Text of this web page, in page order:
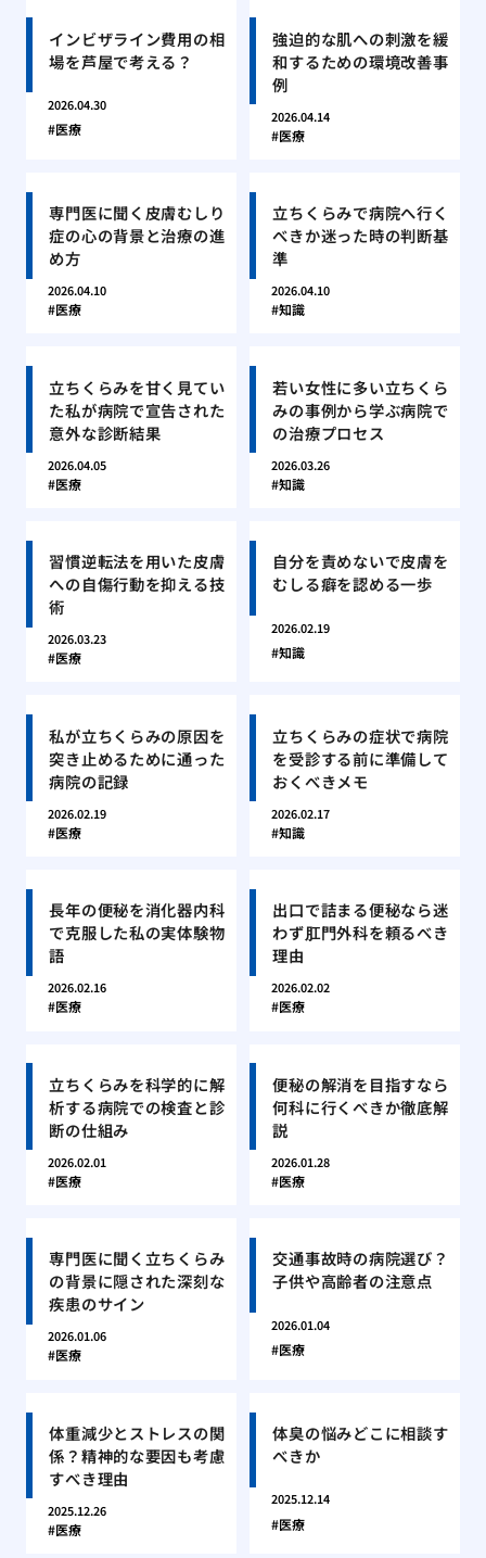
インビザライン費用の相
場を芦屋で考える？
2026.04.30
医療
強迫的な肌への刺激を緩
和するための環境改善事
例
2026.04.14
医療
専門医に聞く皮膚むしり
症の心の背景と治療の進
め方
2026.04.10
医療
立ちくらみで病院へ行く
べきか迷った時の判断基
準
2026.04.10
知識
立ちくらみを甘く見てい
た私が病院で宣告された
意外な診断結果
2026.04.05
医療
若い女性に多い立ちくら
みの事例から学ぶ病院で
の治療プロセス
2026.03.26
知識
習慣逆転法を用いた皮膚
への自傷行動を抑える技
術
2026.03.23
医療
自分を責めないで皮膚を
むしる癖を認める一歩
2026.02.19
知識
私が立ちくらみの原因を
突き止めるために通った
病院の記録
2026.02.19
医療
立ちくらみの症状で病院
を受診する前に準備して
おくべきメモ
2026.02.17
知識
長年の便秘を消化器内科
で克服した私の実体験物
語
2026.02.16
医療
出口で詰まる便秘なら迷
わず肛門外科を頼るべき
理由
2026.02.02
医療
立ちくらみを科学的に解
析する病院での検査と診
断の仕組み
2026.02.01
医療
便秘の解消を目指すなら
何科に行くべきか徹底解
説
2026.01.28
医療
専門医に聞く立ちくらみ
の背景に隠された深刻な
疾患のサイン
2026.01.06
医療
交通事故時の病院選び？
子供や高齢者の注意点
2026.01.04
医療
体重減少とストレスの関
係？精神的な要因も考慮
すべき理由
2025.12.26
医療
体臭の悩みどこに相談す
べきか
2025.12.14
医療